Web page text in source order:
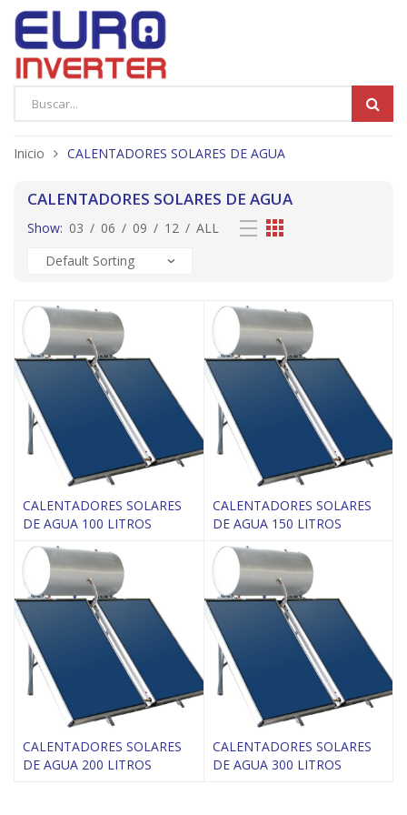
Products
Inicio CALENTADORES SOLARES DE AGUA
CALENTADORES SOLARES DE AGUA
Show: 03 / 06 / 09 / 12 / ALL
CALENTADORES SOLARES
DE AGUA 100 LITROS
CALENTADORES SOLARES
DE AGUA 150 LITROS
CALENTADORES SOLARES
DE AGUA 200 LITROS
CALENTADORES SOLARES
DE AGUA 300 LITROS